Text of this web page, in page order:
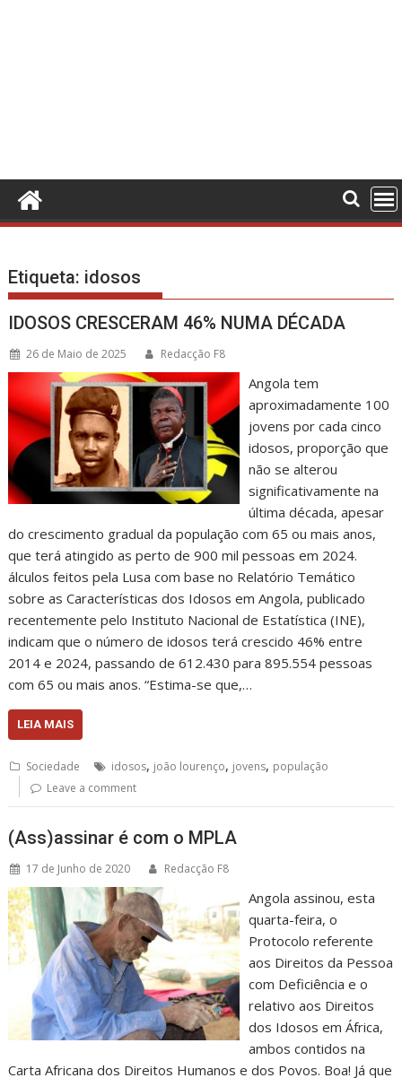
Etiqueta: idosos
IDOSOS CRESCERAM 46% NUMA DÉCADA
26 de Maio de 2025 Redacção F8
Angola tem
aproximadamente 100
jovens por cada cinco
idosos, proporção que
não se alterou
significativamente na
última década, apesar
do crescimento gradual da população com 65 ou mais anos,
que terá atingido as perto de 900 mil pessoas em 2024.
álculos feitos pela Lusa com base no Relatório Temático
sobre as Características dos Idosos em Angola, publicado
recentemente pelo Instituto Nacional de Estatística (INE),
indicam que o número de idosos terá crescido 46% entre
2014 e 2024, passando de 612.430 para 895.554 pessoas
com 65 ou mais anos. “Estima-se que,…
LEIA MAIS
Sociedade idosos, joão lourenço, jovens, população
Leave a comment
(Ass)assinar é com o MPLA
17 de Junho de 2020 Redacção F8
Angola assinou, esta
quarta-feira, o
Protocolo referente
aos Direitos da Pessoa
com Deficiência e o
relativo aos Direitos
dos Idosos em África,
ambos contidos na
Carta Africana dos Direitos Humanos e dos Povos. Boa! Já que